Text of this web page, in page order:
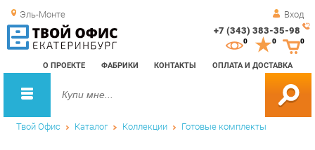
Эль-Монте Вход
+7 (343) 383-35-98
О ПРОЕКТЕ ФАБРИКИ КОНТАКТЫ ОПЛАТА И ДОСТАВКА
0 0
Твой Офис Каталог Коллекции Готовые комплекты